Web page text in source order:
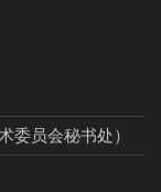
委员会秘书处）